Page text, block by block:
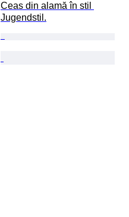
Ceas din alamă în stil
Jugendstil.